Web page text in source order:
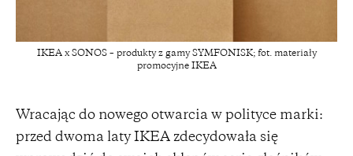
IKEA x SONOS – produkty z gamy SYMFONISK; fot. materiały
promocyjne IKEA
Wracając do nowego otwarcia w polityce marki:
przed dwoma laty IKEA zdecydowała się